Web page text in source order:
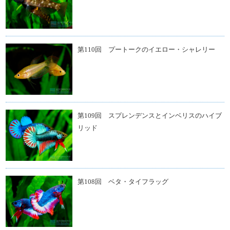
第110回 プートークのイエロー・シャレリー
第109回 スプレンデンスとインベリスのハイブ
リッド
第108回 ベタ・タイフラッグ